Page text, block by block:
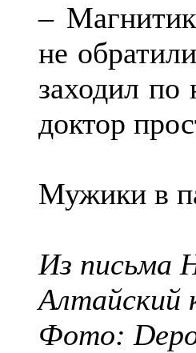
–
не
заходил по
доктор
Мужики в
Из письма
Алтайский
Фото: